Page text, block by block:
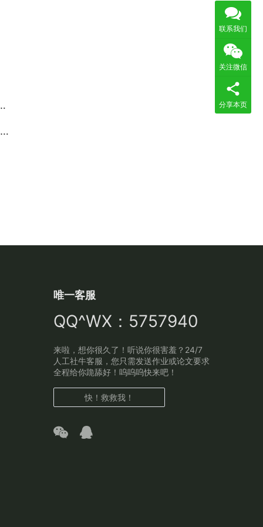
唯一客服
QQ^WX：5757940
来啦，想你很久了！听说你很害羞？24/7
人工社牛客服，您只需发送作业或论文要求
全程给你跪舔好！呜呜呜快来吧！
快！救救我！
联系我们
关注微信
分享本页